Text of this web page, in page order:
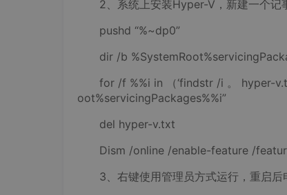
2、系统上安装Hyper-V，新建一个记事
pushd “%~dp0”
dir /b
for /f %%i in （‘findstr /i 。 hyper-
oot%servicingPackages%%i”
del hyper-v.txt
Dism /online /enable-feature /
3、右键使用管理员方式运行，重启后